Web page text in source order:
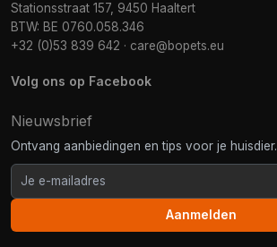
Stationsstraat 157, 9450 Haaltert
BTW: BE 0760.058.346
+32 (0)53 839 642 · care@bopets.eu
Volg ons op Facebook
Nieuwsbrief
Ontvang aanbiedingen en tips voor je huisdier.
Aanmelden